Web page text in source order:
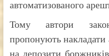
автоматизованого
Тому автори
пропонують
на депозити